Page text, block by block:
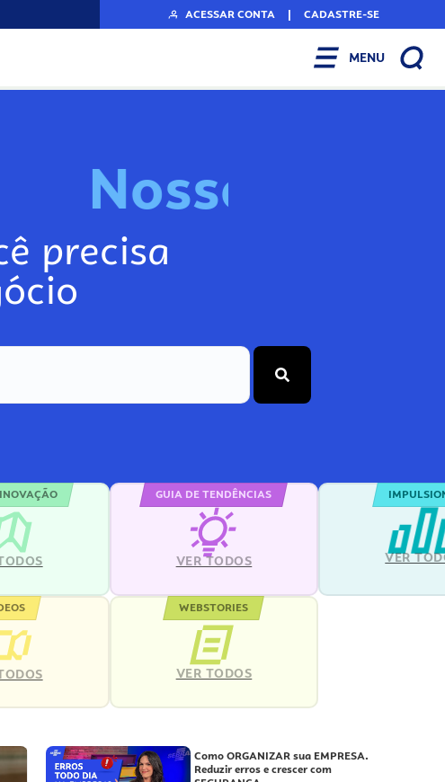
ACESSAR CONTA | CADASTRE-SE
MENU
Nosso
precisa
GUIA DE TENDÊNCIAS
VER TODOS VER
WEBSTORIES
VER TODOS
Como ORGANIZAR sua EMPRESA.
Reduzir erros e crescer com